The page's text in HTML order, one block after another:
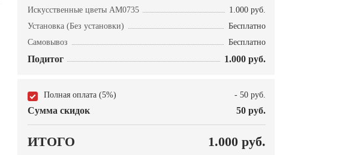
Искусственные цветы AM0735
1.000 руб.
Установка (Без установки)
Бесплатно
Самовывоз
Бесплатно
Подитог 1.000 руб.
Полная оплата (5%) - 50 руб.
Сумма скидок 50 руб.
ИТОГО 1.000 руб.